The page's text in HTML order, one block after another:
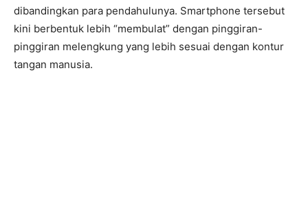
dibandingkan para pendahulunya. Smartphone tersebut
kini berbentuk lebih “membulat” dengan pinggiran-
pinggiran melengkung yang lebih sesuai dengan kontur
tangan manusia.